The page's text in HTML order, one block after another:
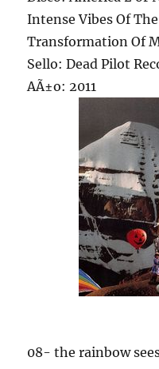
Intense Vibes Of
Transformation Of
Sello: Dead Pilot
AÃ±o: 2011
08- the rainbow